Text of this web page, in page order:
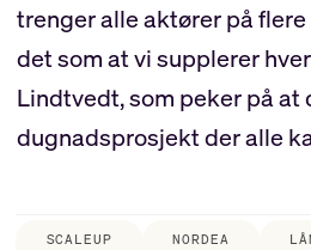
trenger alle aktører på flere
det som at vi supplerer
Lindtvedt, som peker på at
dugnadsprosjekt der alle
SCALEUP NORDEA